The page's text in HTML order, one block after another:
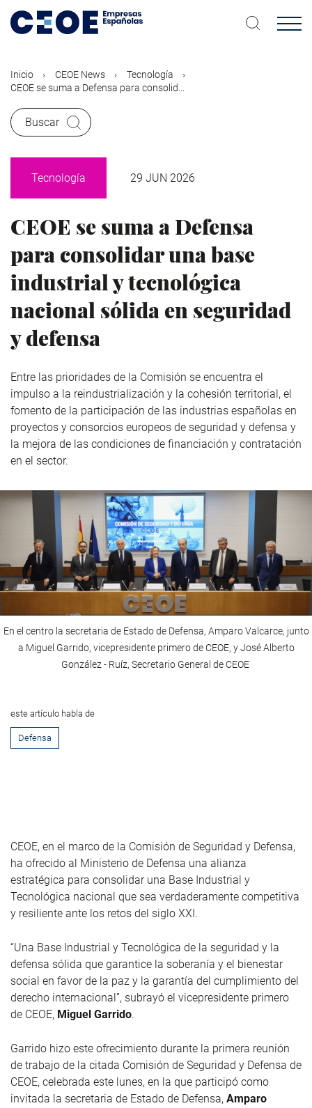
contenido
Inicio CEOE News
Tecnología
CEOE se suma a Defensa para consolid...
Buscar
Tecnología 29 JUN 2026
CEOE se suma a Defensa
para consolidar una base
industrial y tecnológica
nacional sólida en seguridad
y defensa
Entre las prioridades de la Comisión se encuentra el
impulso a la reindustrialización y la cohesión territorial, el
fomento de la participación de las industrias españolas en
proyectos y consorcios europeos de seguridad y defensa y
la mejora de las condiciones de financiación y contratación
en el sector.
En el centro la secretaria de Estado de Defensa, Amparo Valcarce, junto
a Miguel Garrido, vicepresidente primero de CEOE, y José Alberto
González - Ruíz, Secretario General de CEOE
este artículo habla de
Defensa
CEOE, en el marco de la Comisión de Seguridad y Defensa,
ha ofrecido al Ministerio de Defensa una alianza
estratégica para consolidar una Base Industrial y
Tecnológica nacional que sea verdaderamente competitiva
y resiliente ante los retos del siglo XXI.
“Una Base Industrial y Tecnológica de la seguridad y la
defensa sólida que garantice la soberanía y el bienestar
social en favor de la paz y la garantía del cumplimiento del
derecho internacional”, subrayó el vicepresidente primero
de CEOE, Miguel Garrido.
Garrido hizo este ofrecimiento durante la primera reunión
de trabajo de la citada Comisión de Seguridad y Defensa de
CEOE, celebrada este lunes, en la que participó como
invitada la secretaria de Estado de Defensa, Amparo